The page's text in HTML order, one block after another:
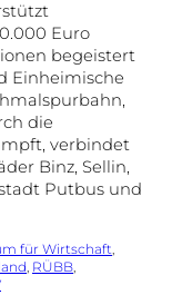
Euro
begeistert
Einheimische
die
verbindet
Binz, Sellin,
Putbus und
für Wirtschaft
, RÜBB